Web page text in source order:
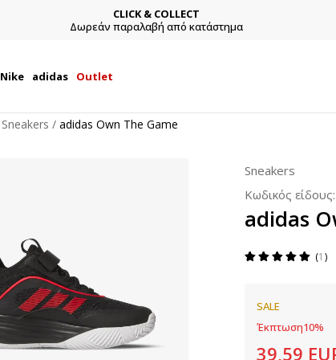
CLICK & COLLECT
Δωρεάν παραλαβή από κατάστημα
Nike adidas Outlet
Sneakers adidas Own The Game
Sneakers
Κωδικός είδους:
adidas
1
SALE
Έκπτωση10%
39,59